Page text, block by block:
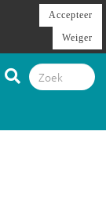
Accepteer
Weiger